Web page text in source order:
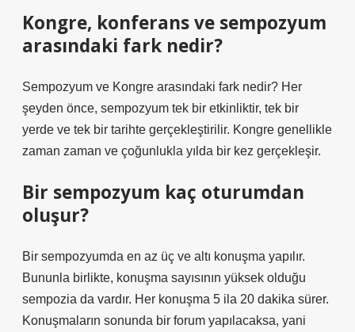
Kongre, konferans ve sempozyum
arasındaki fark nedir?
Sempozyum ve Kongre arasındaki fark nedir? Her
şeyden önce, sempozyum tek bir etkinliktir, tek bir
yerde ve tek bir tarihte gerçekleştirilir. Kongre genellikle
zaman zaman ve çoğunlukla yılda bir kez gerçekleşir.
Bir sempozyum kaç oturumdan
oluşur?
Bir sempozyumda en az üç ve altı konuşma yapılır.
Bununla birlikte, konuşma sayısının yüksek olduğu
sempozia da vardır. Her konuşma 5 ila 20 dakika sürer.
Konuşmaların sonunda bir forum yapılacaksa, yani